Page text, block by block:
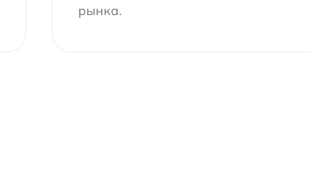
рынка.